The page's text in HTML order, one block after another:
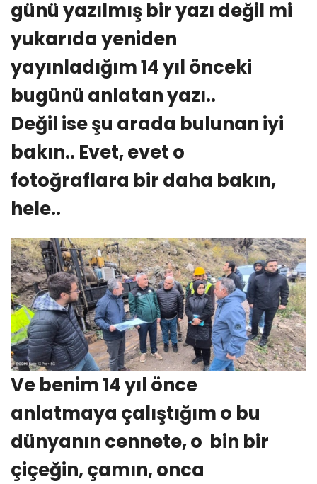
günü yazılmış bir yazı değil mi
yukarıda yeniden
yayınladığım 14 yıl önceki
bugünü anlatan yazı..
Değil ise şu arada bulunan iyi
bakın.. Evet, evet o
fotoğraflara bir daha bakın,
hele..
Ve benim 14 yıl önce
anlatmaya çalıştığım o bu
dünyanın cennete, o bin bir
çiçeğin, çamın, onca